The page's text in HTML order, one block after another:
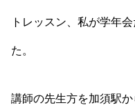
トレッスン、私が学年
た。
講師の先生方を加須駅か